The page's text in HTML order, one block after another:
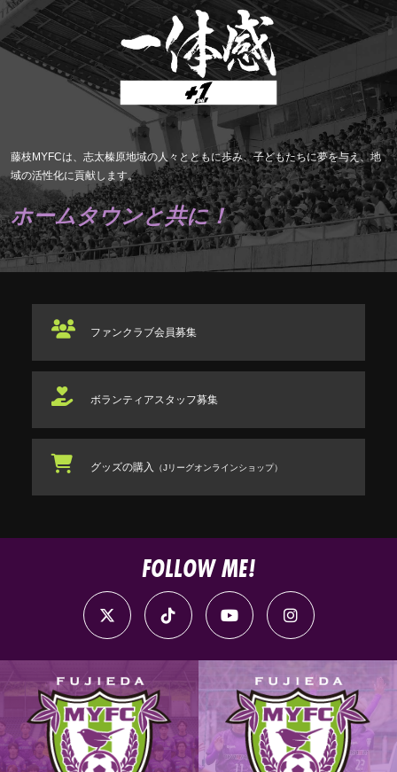
藤枝MYFCは、志太榛原地域の人々とともに歩み、子どもたちに夢を与え、地
域の活性化に貢献します。
ホームタウンと共に！
ファンクラブ会員募集
ボランティアスタッフ募集
グッズの購入 （Jリーグオンラインショップ）
FOLLOW ME!